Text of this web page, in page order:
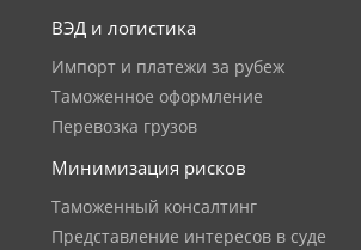
ВЭД и логистика
Импорт и платежи за рубеж
Таможенное оформление
Перевозка грузов
Минимизация рисков
Таможенный консалтинг
Представление интересов в суде